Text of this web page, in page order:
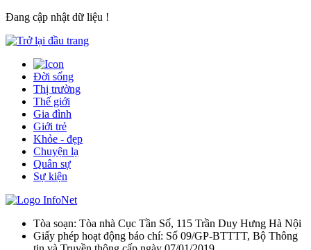
Đang cập nhật dữ liệu !
Đời sống
Thị trường
Thế giới
Gia đình
Giới trẻ
Khỏe - đẹp
Chuyện lạ
Quân sự
Sự kiện
Tòa soạn: Tòa nhà Cục Tần Số, 115 Trần Duy Hưng Hà Nội
Giấy phép hoạt động báo chí: Số 09/GP-BTTTT, Bộ Thông